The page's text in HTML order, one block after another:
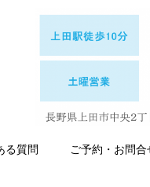
る質問 ご予約・お問合